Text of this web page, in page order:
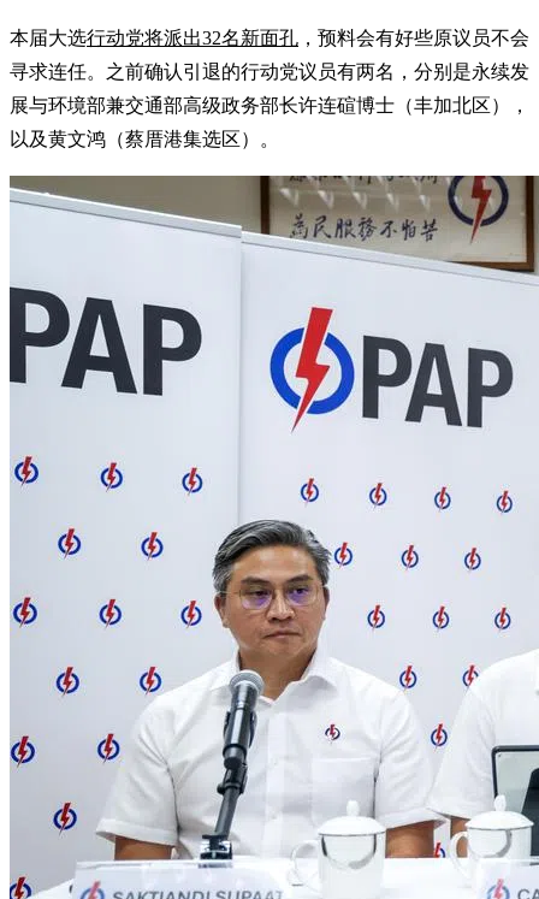
本届大选行动党将派出32名新面孔 ，预料会有好些原议员不会
寻求连任。之前确认引退的行动党议员有两名，分别是永续发
展与环境部兼交通部高级政务部长许连碹博士（丰加北区），
以及黄文鸿（蔡厝港集选区）。